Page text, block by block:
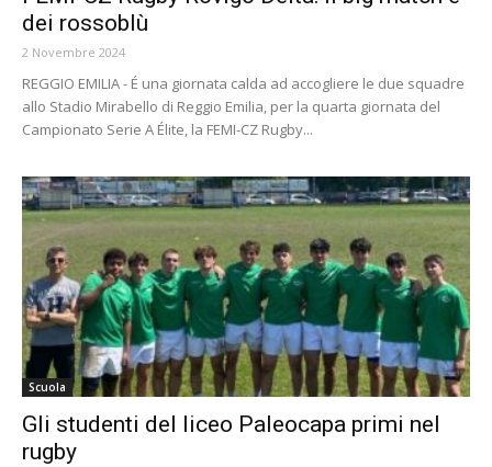
dei rossoblù
2 Novembre 2024
REGGIO EMILIA - É una giornata calda ad accogliere le due squadre
allo Stadio Mirabello di Reggio Emilia, per la quarta giornata del
Campionato Serie A Élite, la FEMI-CZ Rugby...
Scuola
Gli studenti del liceo Paleocapa primi nel
rugby